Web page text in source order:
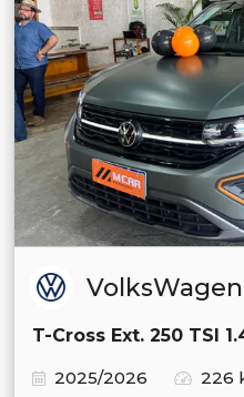
VolksWagen
T-Cross Ext. 250 TSI
2025/2026
226